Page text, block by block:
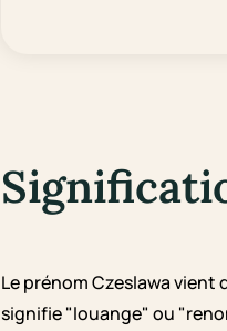
Le prénom Czeslawa vient
signifie "louange" ou